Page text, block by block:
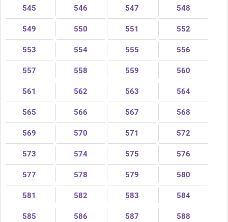
545 546 547 548
549 550 551 552
553 554 555 556
557 558 559 560
561 562 563 564
565 566 567 568
569 570 571 572
573 574 575 576
577 578 579 580
581 582 583 584
585 586 587 588